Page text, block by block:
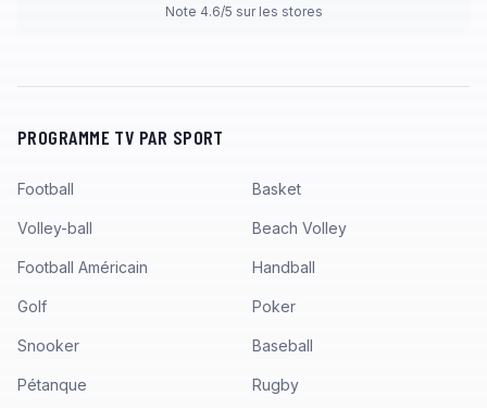
Note 4.6/5 sur les stores
PROGRAMME TV PAR SPORT
Football Basket
Volley-ball Beach Volley
Football Américain Handball
Golf Poker
Snooker Baseball
Pétanque Rugby